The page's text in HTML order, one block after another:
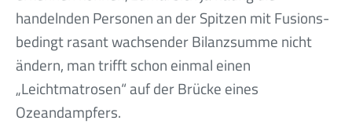
handelnden Personen an der Spitzen mit Fusions-
bedingt rasant wachsender Bilanzsumme nicht
ändern, man trifft schon einmal einen
„Leichtmatrosen“ auf der Brücke eines
Ozeandampfers.